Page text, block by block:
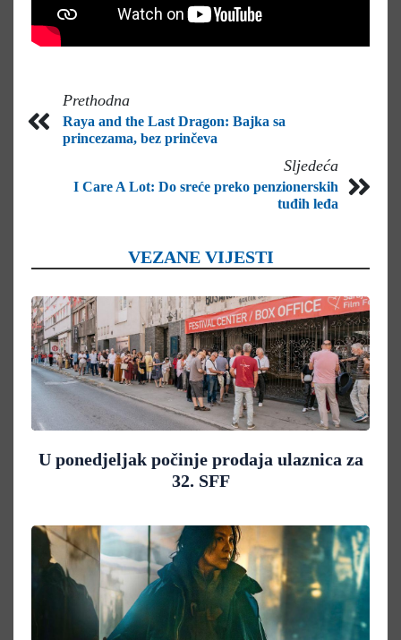
Prethodna
Raya and the Last Dragon: Bajka sa
princezama, bez prinčeva
Sljedeća
I Care A Lot: Do sreće preko penzionerskih
tuđih leđa
VEZANE VIJESTI
U ponedjeljak počinje prodaja ulaznica za
32. SFF